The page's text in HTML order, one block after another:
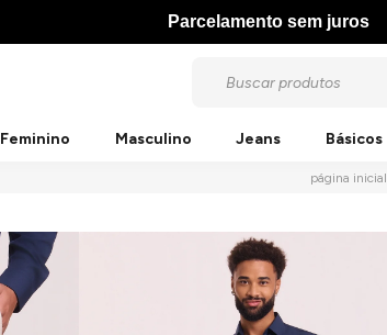
Parcelamento sem juros
Feminino Masculino Jeans Básicos
página inicial